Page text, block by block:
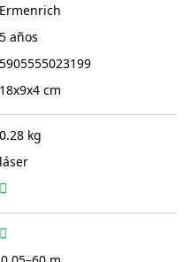
Ermenrich
5 años
5905555023199
18x9x4 cm
0.28 kg
láser